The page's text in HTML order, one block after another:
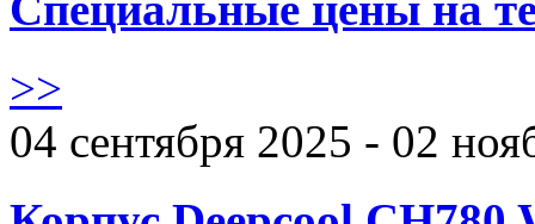
>>
04 сентября 2025 - 02